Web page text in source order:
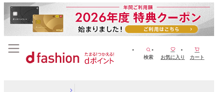
検索 お気に入り カート